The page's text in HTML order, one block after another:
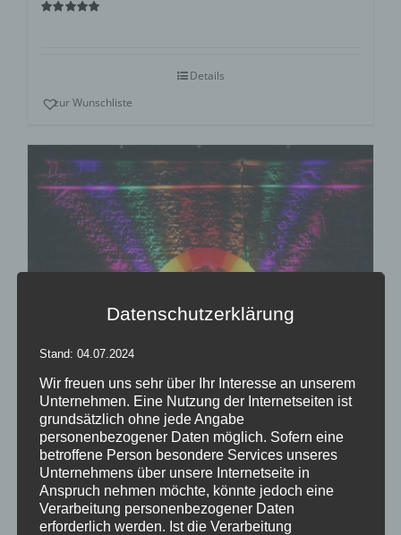
Details
zur Wunschliste
Inflatables AIRRAINBOW
Details
zur Wunschliste
Datenschutzerklärung
Stand: 04.07.2024
Wir freuen uns sehr über Ihr Interesse an unserem
Unternehmen. Eine Nutzung der Internetseiten ist
grundsätzlich ohne jede Angabe
personenbezogener Daten möglich. Sofern eine
betroffene Person besondere Services unseres
Unternehmens über unsere Internetseite in
Anspruch nehmen möchte, könnte jedoch eine
Verarbeitung personenbezogener Daten
erforderlich werden. Ist die Verarbeitung